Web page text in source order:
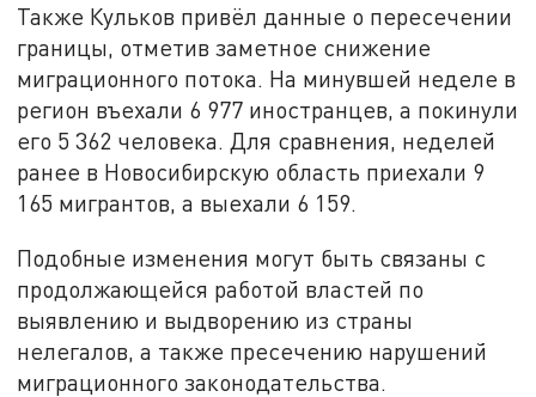
Также Кульков привёл данные о пересечении
границы, отметив заметное снижение
миграционного потока. На минувшей неделе в
регион въехали 6 977 иностранцев, а покинули
его 5 362 человека. Для сравнения, неделей
ранее в Новосибирскую область приехали 9
165 мигрантов, а выехали 6 159.
Подобные изменения могут быть связаны с
продолжающейся работой властей по
выявлению и выдворению из страны
нелегалов, а также пресечению нарушений
миграционного законодательства.